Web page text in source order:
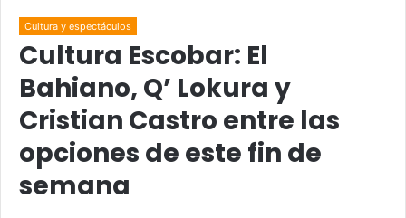
Cultura y espectáculos
Cultura Escobar: El
Bahiano, Q’ Lokura y
Cristian Castro entre las
opciones de este fin de
semana